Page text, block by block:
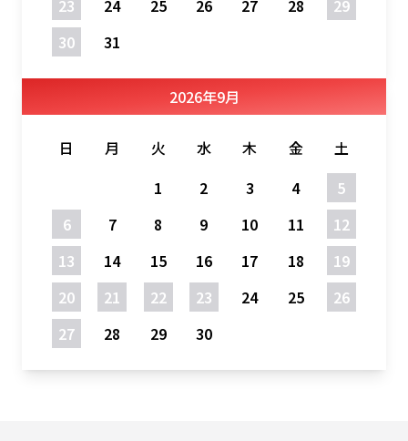
23
24 25 26 27 28
29
30
31
2026年9月
日 月 火 水 木 金
土
1
2 3 4
5
6
7 8 9 10 11
12
13
14 15 16 17 18
19
20
21 22 23 24 25
26
27
28 29 30